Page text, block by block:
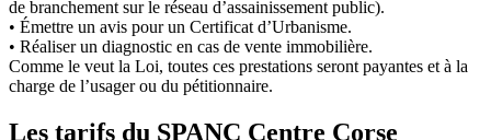
de branchement sur le réseau d’assainissement public).
• Émettre un avis pour un Certificat d’Urbanisme.
• Réaliser un diagnostic en cas de vente immobilière.
Comme le veut la Loi, toutes ces prestations seront payantes et à la
charge de l’usager ou du pétitionnaire.
Les tarifs du SPANC Centre Corse